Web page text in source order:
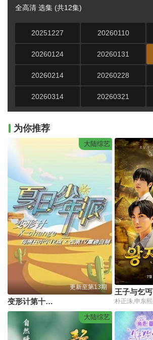
全高清 选集 (共12集)
20251227 20260110
20260124 20260131
20260214 20260228
20260314 20260321
为你推荐
大陆综艺
更新至第13期
变形计第十九季
王子与乞丐
大陆综艺